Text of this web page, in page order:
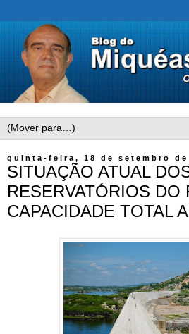
quinta-feira, 18 de setembro de
SITUAÇÃO ATUAL
RESERVATÓRIOS DO
CAPACIDADE TOTAL